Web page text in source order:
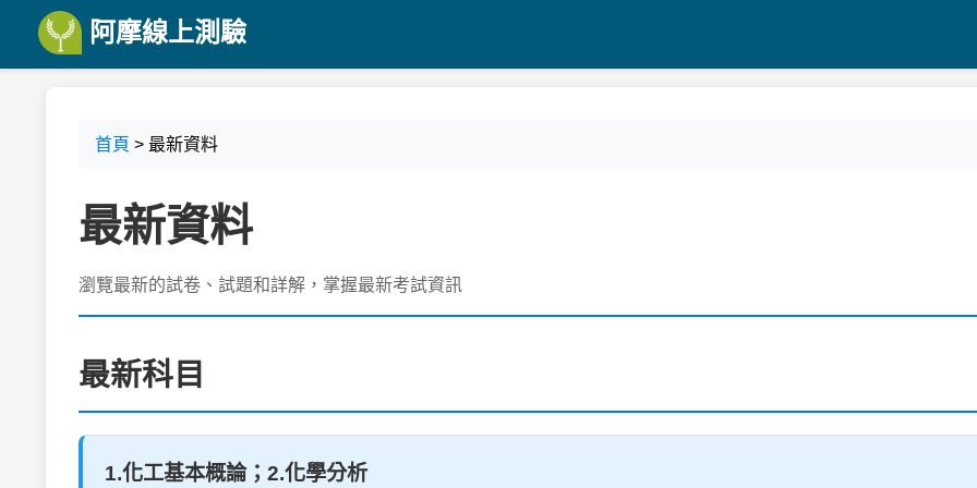
阿摩線上測驗
首頁 > 最新資料
最新資料
瀏覽最新的試卷、試題和詳解，掌握最新考試資訊
最新科目
1.化工基本概論；2.化學分析